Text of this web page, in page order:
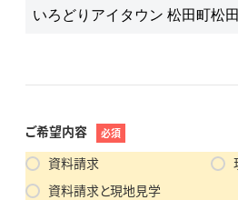
ご希望内容 必須
資料請求
資料請求と現地見学